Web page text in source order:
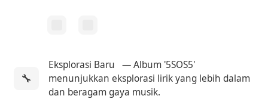
🔧
Eksplorasi Baru
— Album '5SOS5'
menunjukkan eksplorasi lirik yang lebih dalam
dan beragam gaya musik.